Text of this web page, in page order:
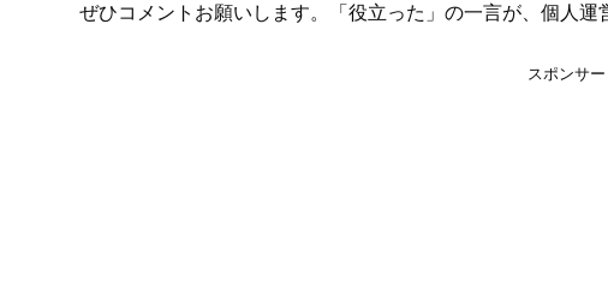
ぜひコメントお願いします。「役立った」の一言が、個人運
スポンサ